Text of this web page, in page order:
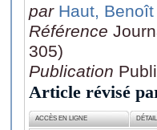
par Haut, Benoît
Référence
305)
Publication
Article révisé
ACCÈS EN LIGNE